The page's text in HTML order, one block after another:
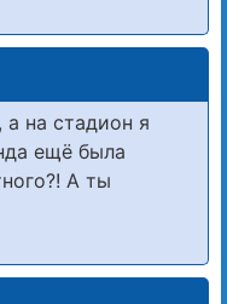
а на стадион я
ещё была
А ты